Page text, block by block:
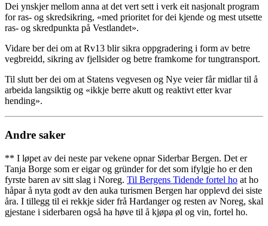
Dei ynskjer mellom anna at det vert sett i verk eit nasjonalt program
for ras- og skredsikring, «med prioritet for dei kjende og mest utsette
ras- og skredpunkta på Vestlandet».
Vidare ber dei om at Rv13 blir sikra oppgradering i form av betre
vegbreidd, sikring av fjellsider og betre framkome for tungtransport.
Til slutt ber dei om at Statens vegvesen og Nye veier får midlar til å
arbeida langsiktig og «ikkje berre akutt og reaktivt etter kvar
hending».
Andre saker
** I løpet av dei neste par vekene opnar Siderbar Bergen. Det er
Tanja Borge som er eigar og gründer for det som ifylgje ho er den
fyrste baren av sitt slag i Noreg. Til Bergens Tidende fortel ho at ho
håpar å nyta godt av den auka turismen Bergen har opplevd dei siste
åra. I tillegg til ei rekkje sider frå Hardanger og resten av Noreg, skal
gjestane i siderbaren også ha høve til å kjøpa øl og vin, fortel ho.